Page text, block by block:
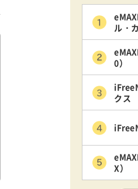
ル・
0）
クス
X）